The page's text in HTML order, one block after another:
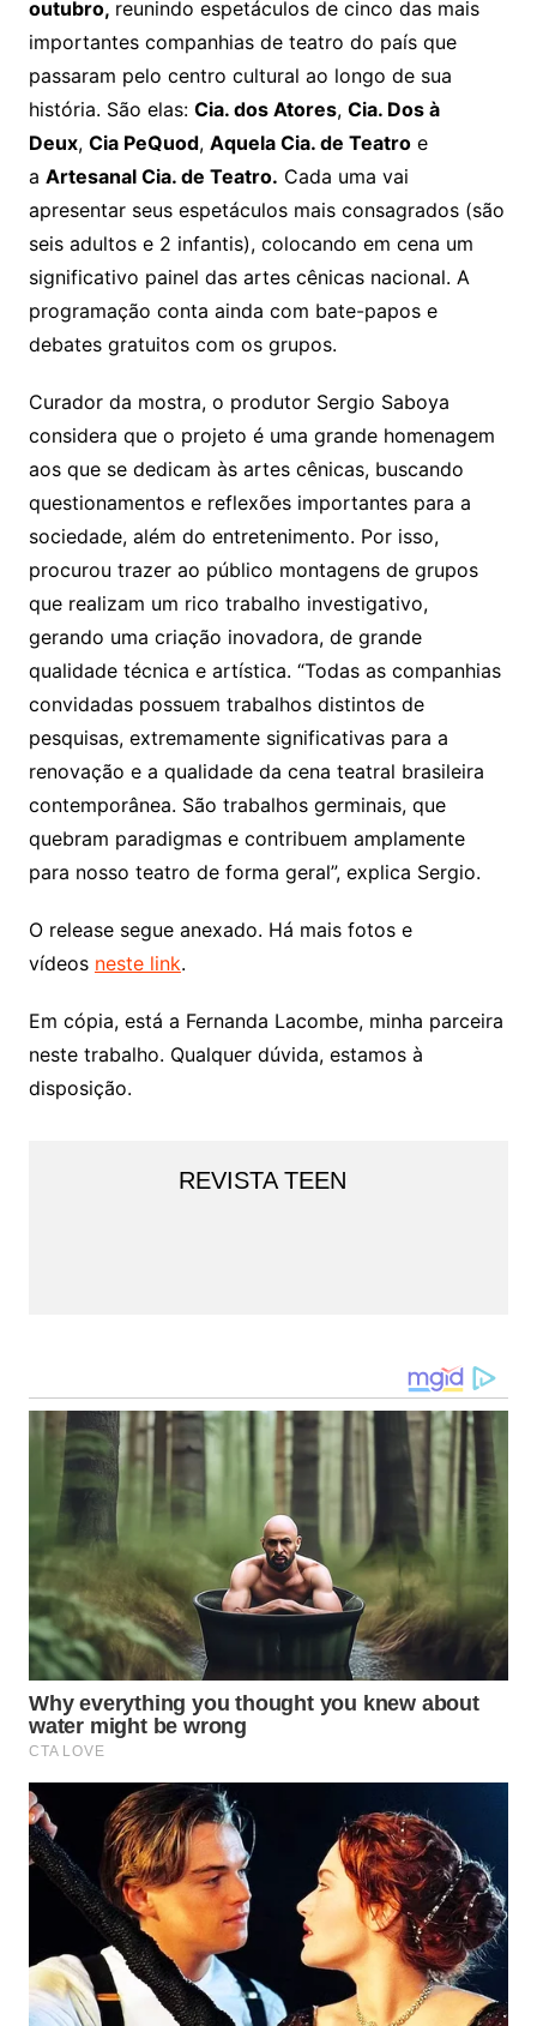
outubro, reunindo espetáculos de cinco das mais
importantes companhias de teatro do país que
passaram pelo centro cultural ao longo de sua
história. São elas: Cia. dos Atores, Cia. Dos à
Deux, Cia PeQuod, Aquela Cia. de Teatroe
a Artesanal Cia. de Teatro. Cada uma vai
apresentar seus espetáculos mais consagrados (são
seis adultos e 2 infantis), colocando em cena um
significativo painel das artes cênicas nacional. A
programação conta ainda com bate-papos e
debates gratuitos com os grupos.
Curador da mostra, o produtor Sergio Saboya
considera que o projeto é uma grande homenagem
aos que se dedicam às artes cênicas, buscando
questionamentos e reflexões importantes para a
sociedade, além do entretenimento. Por isso,
procurou trazer ao público montagens de grupos
que realizam um rico trabalho investigativo,
gerando uma criação inovadora, de grande
qualidade técnica e artística. “Todas as companhias
convidadas possuem trabalhos distintos de
pesquisas, extremamente significativas para a
renovação e a qualidade da cena teatral brasileira
contemporânea. São trabalhos germinais, que
quebram paradigmas e contribuem amplamente
para nosso teatro de forma geral”, explica Sergio.
O release segue anexado. Há mais fotos e
vídeos neste link.
Em cópia, está a Fernanda Lacombe, minha parceira
neste trabalho. Qualquer dúvida, estamos à
disposição.
REVISTA TEEN